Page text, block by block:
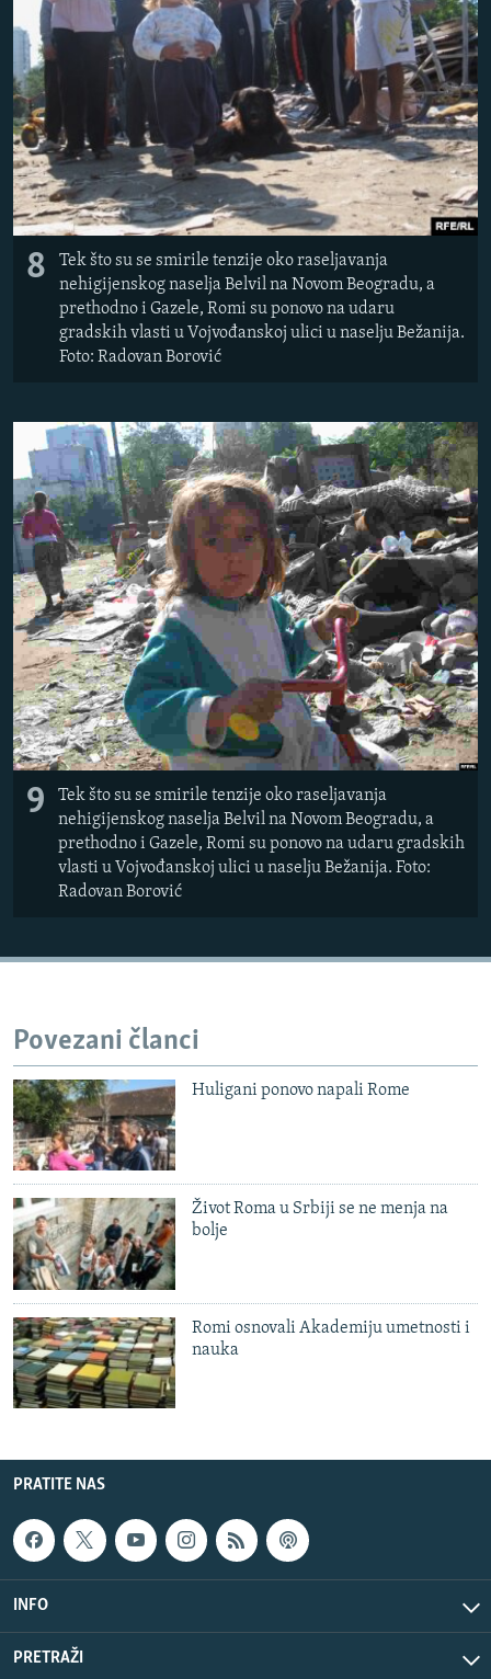
8
Tek što su se smirile tenzije oko raseljavanja
nehigijenskog naselja Belvil na Novom Beogradu, a
prethodno i Gazele, Romi su ponovo na udaru
gradskih vlasti u Vojvođanskoj ulici u naselju Bežanija.
Foto: Radovan Borović
9
Tek što su se smirile tenzije oko raseljavanja
nehigijenskog naselja Belvil na Novom Beogradu, a
prethodno i Gazele, Romi su ponovo na udaru gradskih
vlasti u Vojvođanskoj ulici u naselju Bežanija. Foto:
Radovan Borović
Povezani članci
Huligani ponovo napali Rome
Život Roma u Srbiji se ne menja na
bolje
Romi osnovali Akademiju umetnosti i
nauka
PRATITE NAS
INFO
PRETRAŽI